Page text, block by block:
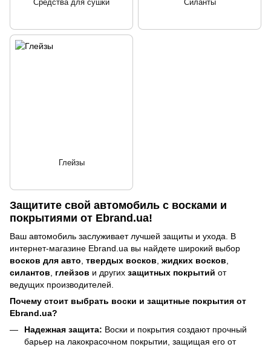
Защитите свой автомобиль с восками и
покрытиями от Ebrand.ua!
Ваш автомобиль заслуживает лучшей защиты и ухода. В
интернет-магазине Ebrand.ua вы найдете широкий выбор
восков для авто твердых восков жидких восков
силантов
глейзов и других защитных покрытий от
ведущих производителей.
Почему стоит выбрать воски и защитные покрытия от
Ebrand.ua?
Надежная защита: Воски и покрытия создают прочный
барьер на лакокрасочном покрытии, защищая его от
Средства для сушки Силанты
Глейзы